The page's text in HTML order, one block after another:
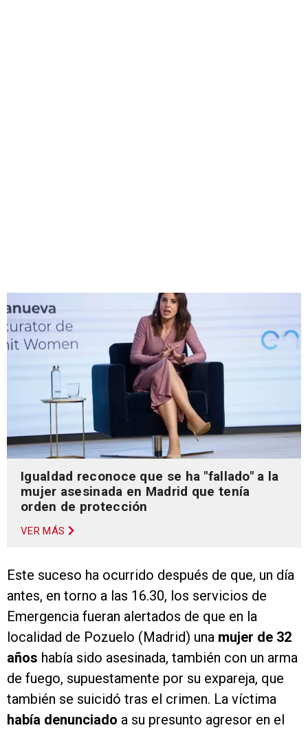
Igualdad reconoce que se ha "fallado" a la
mujer asesinada en Madrid que tenía
orden de protección
VER MÁS
Este suceso ha ocurrido después de que, un día
antes, en torno a las 16.30, los servicios de
Emergencia fueran alertados de que en la
localidad de Pozuelo (Madrid) una mujer de 32
años había sido asesinada, también con un arma
de fuego, supuestamente por su expareja, que
también se suicidó tras el crimen. La víctima
había denunciado a su presunto agresor en el